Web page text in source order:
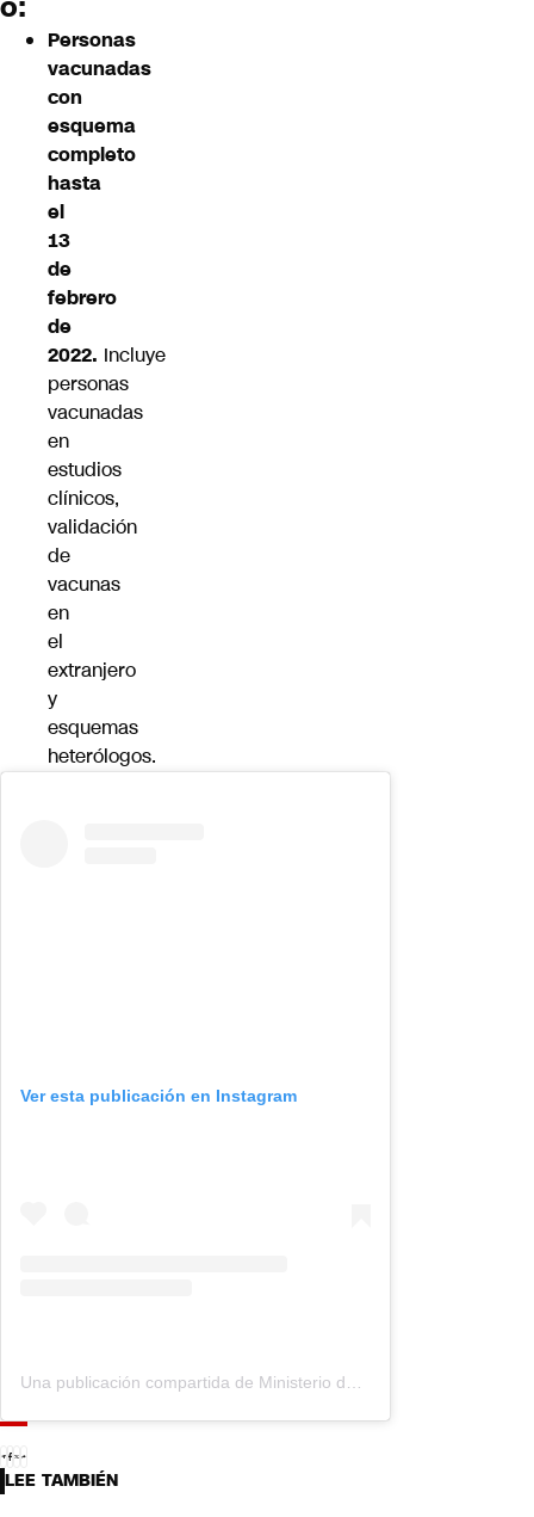
Personas
vacunadas
con
esquema
completo
hasta
el
13
de
febrero
de
2022. Incluye
personas
vacunadas
en
estudios
clínicos,
validación
de
vacunas
en
el
extranjero
y
esquemas
heterólogos.
Ver esta publicación en Instagram
LEE TAMBIÉN